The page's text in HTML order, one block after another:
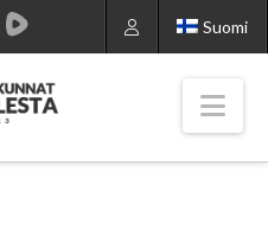
Suomi